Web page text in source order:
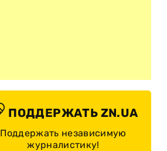
ПОДДЕРЖАТЬ ZN.UA
Поддержать независимую
журналистику!